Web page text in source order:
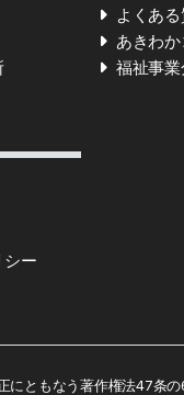
よくあ
あきわ
福祉事
シー
にともなう著作権法47条